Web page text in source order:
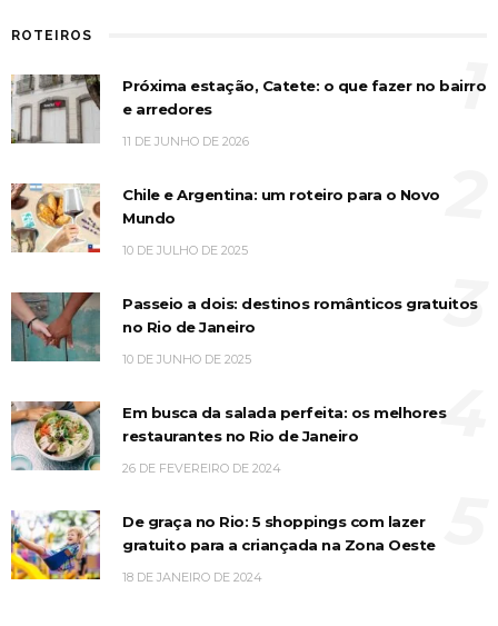
ROTEIROS
Próxima estação, Catete: o que fazer no bairro
e arredores
11 DE JUNHO DE 2026
1
Chile e Argentina: um roteiro para o Novo
Mundo
10 DE JULHO DE 2025
Passeio a dois: destinos românticos gratuitos
no Rio de Janeiro
10 DE JUNHO DE 2025
3
Em busca da salada perfeita: os melhores
restaurantes no Rio de Janeiro
26 DE FEVEREIRO DE 2024
4
De graça no Rio: 5 shoppings com lazer
gratuito para a criançada na Zona Oeste
18 DE JANEIRO DE 2024